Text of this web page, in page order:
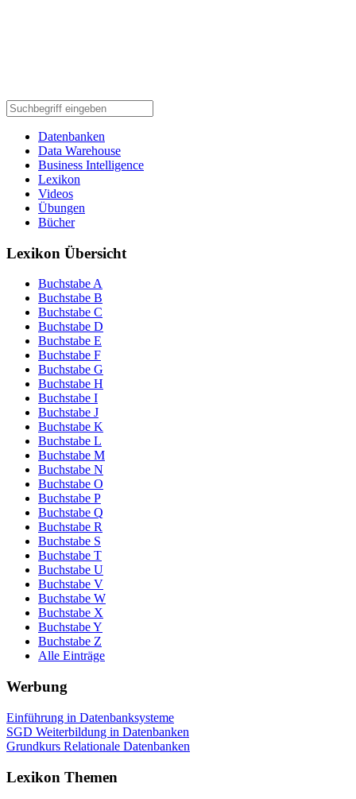
Datenbanken
Data Warehouse
Business Intelligence
Lexikon
Videos
Übungen
Bücher
Lexikon Übersicht
Buchstabe A
Buchstabe B
Buchstabe C
Buchstabe D
Buchstabe E
Buchstabe F
Buchstabe G
Buchstabe H
Buchstabe I
Buchstabe J
Buchstabe K
Buchstabe L
Buchstabe M
Buchstabe N
Buchstabe O
Buchstabe P
Buchstabe Q
Buchstabe R
Buchstabe S
Buchstabe T
Buchstabe U
Buchstabe V
Buchstabe W
Buchstabe X
Buchstabe Y
Buchstabe Z
Alle Einträge
Werbung
Einführung in Datenbanksysteme
SGD Weiterbildung in Datenbanken
Grundkurs Relationale Datenbanken
Lexikon Themen